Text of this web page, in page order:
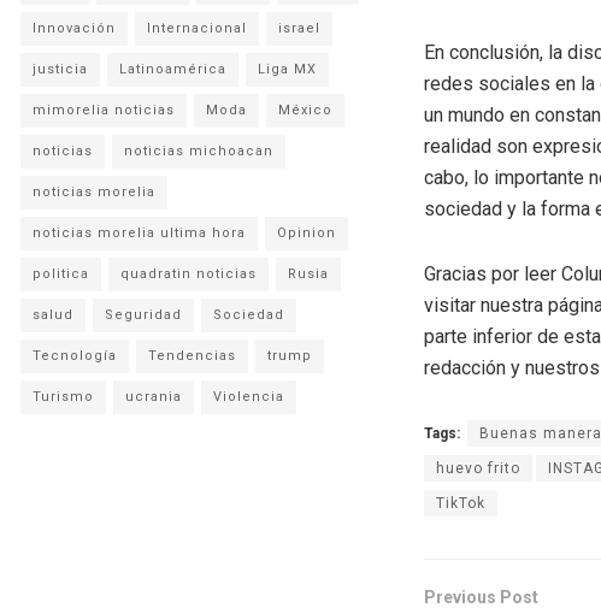
En conclusión, la
redes sociales en la
un mundo en
realidad son
cabo, lo importante
sociedad y la forma
Gracias por leer
visitar nuestra
parte inferior de
redacción y
Tags: Buenas
huevo frito
TikTok
Previous Post
Innovación Internacional israel
justicia Latinoamérica Liga MX
mimorelia noticias Moda México
noticias noticias michoacan
noticias morelia
noticias morelia ultima hora Opinion
politica quadratin noticias Rusia
salud Seguridad Sociedad
Tecnología Tendencias trump
Turismo ucrania Violencia